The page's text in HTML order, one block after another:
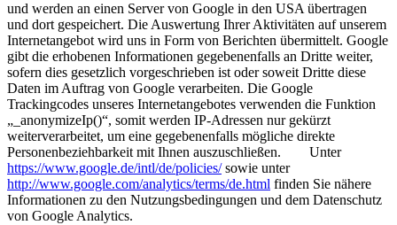
und werden an einen Server von Google in den USA übertragen
und dort gespeichert. Die Auswertung Ihrer Aktivitäten auf unserem
Internetangebot wird uns in Form von Berichten übermittelt. Google
gibt die erhobenen Informationen gegebenenfalls an Dritte weiter,
sofern dies gesetzlich vorgeschrieben ist oder soweit Dritte diese
Daten im Auftrag von Google verarbeiten. Die Google
Trackingcodes unseres Internetangebotes verwenden die Funktion
„_anonymizeIp()“, somit werden IP-Adressen nur gekürzt
weiterverarbeitet, um eine gegebenenfalls mögliche direkte
Personenbeziehbarkeit mit Ihnen auszuschließen. Unter
https://www.google.de/intl/de/policies/sowie unter
http://www.google.com/analytics/terms/de.html finden Sie nähere
Informationen zu den Nutzungsbedingungen und dem Datenschutz
von Google Analytics.